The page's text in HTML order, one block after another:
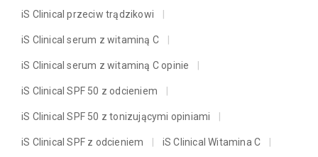
iS Clinical przeciw trądzikowi
iS Clinical serum z witaminą C
iS Clinical serum z witaminą C opinie
iS Clinical SPF 50 z odcieniem
iS Clinical SPF 50 z tonizującymi opiniami
iS Clinical SPF z odcieniem iS Clinical Witamina C